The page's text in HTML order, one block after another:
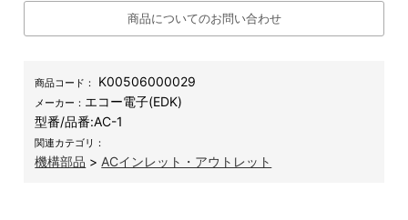
商品についてのお問い合わせ
商品コード： K00506000029
メーカー： エコー電子(EDK)
型番/品番:AC-1
関連カテゴリ：
機構部品 > ACインレット・アウトレット